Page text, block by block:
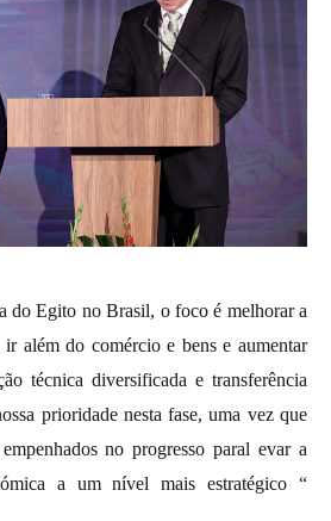
do Egito no Brasil, o foco é melhorar a
ir além do comércio e bens e aumentar
técnica diversificada e transferência
prioridade nesta fase, uma vez que
no progresso paral evar a
a um nível mais estratégico “